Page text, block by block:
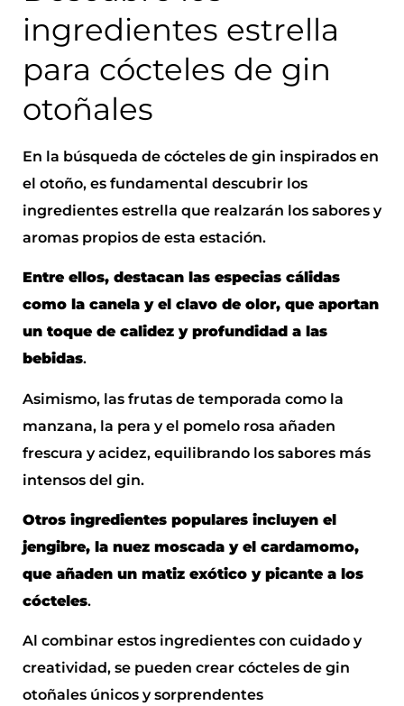
ingredientes estrella
para cócteles de gin
otoñales
En la búsqueda de cócteles de gin inspirados en
el otoño, es fundamental descubrir los
ingredientes estrella que realzarán los sabores y
aromas propios de esta estación.
Entre ellos, destacan las especias cálidas
como la canela y el clavo de olor, que aportan
un toque de calidez y profundidad a las
bebidas.
Asimismo, las frutas de temporada como la
manzana, la pera y el pomelo rosa añaden
frescura y acidez, equilibrando los sabores más
intensos del gin.
Otros ingredientes populares incluyen el
jengibre, la nuez moscada y el cardamomo,
que añaden un matiz exótico y picante a los
cócteles.
Al combinar estos ingredientes con cuidado y
creatividad, se pueden crear cócteles de gin
otoñales únicos y sorprendentes